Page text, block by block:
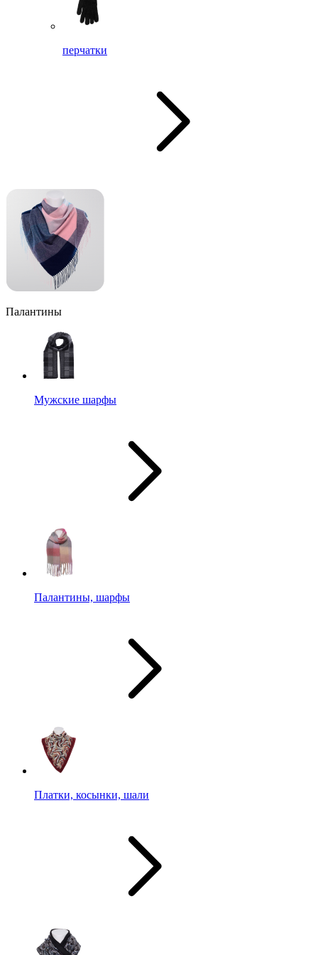
перчатки
Палантины
Мужские шарфы
Палантины, шарфы
Платки, косынки, шали